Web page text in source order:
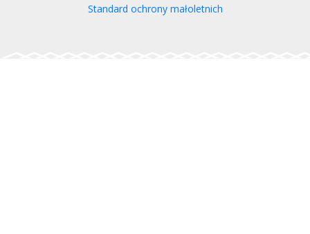
Standard ochrony małoletnich